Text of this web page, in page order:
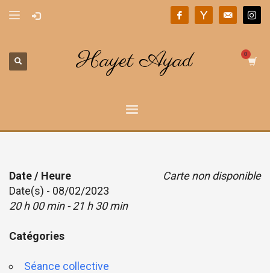
Hayet Ayad
Carte non disponible
Date / Heure
Date(s) - 08/02/2023
20 h 00 min - 21 h 30 min
Catégories
Séance collective